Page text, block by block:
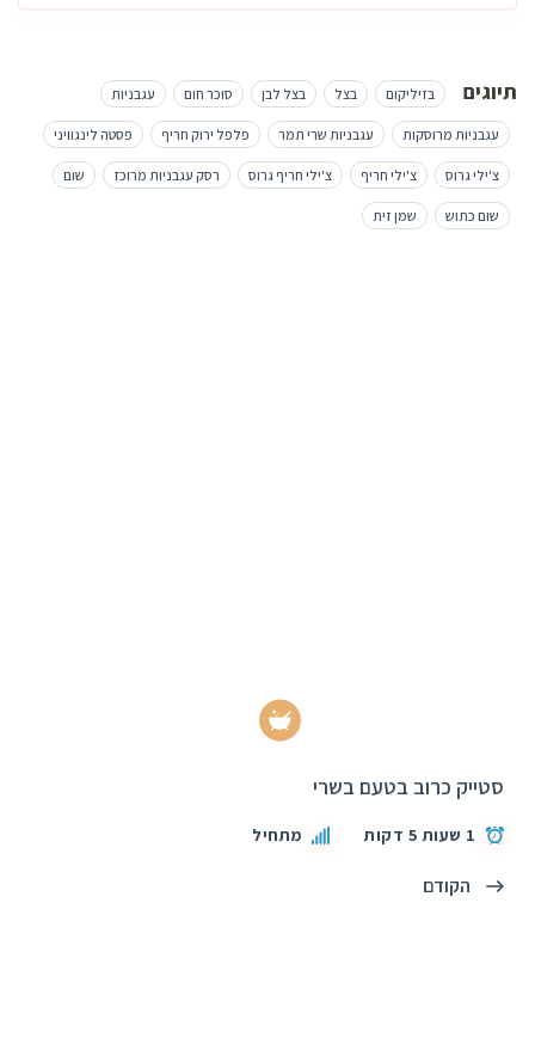
תיוגים בזיליקום בצל בצל לבן סוכר חום עגבניות
עגבניות מרוסקות עגבניות שרי תמר פלפל ירוק חריף פסטה לינגוויני
צ'ילי גרוס צ'ילי חריף צ'ילי חריף גרוס רסק עגבניות מרוכז שום
שום כתוש שמן זית
סטייק כרוב בטעם בשרי
1 שעות 5 דקות מתחיל